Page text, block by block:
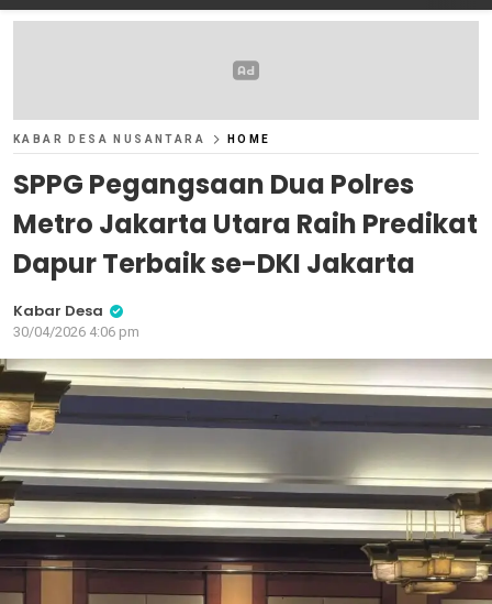
KABAR DESA NUSANTARA HOME
SPPG Pegangsaan Dua Polres
Metro Jakarta Utara Raih Predikat
Dapur Terbaik se-DKI Jakarta
Kabar Desa
30/04/2026 4:06 pm